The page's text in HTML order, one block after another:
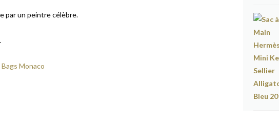
par un peintre célèbre.
Monaco